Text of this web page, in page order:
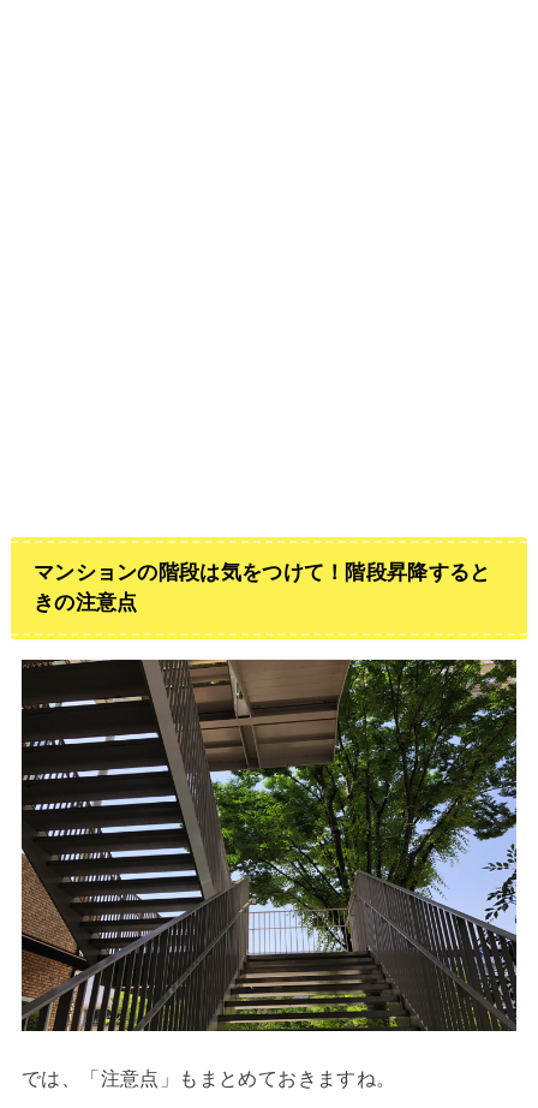
マンションの階段は気をつけて！階段昇降すると
きの注意点
では、「注意点」もまとめておきますね。